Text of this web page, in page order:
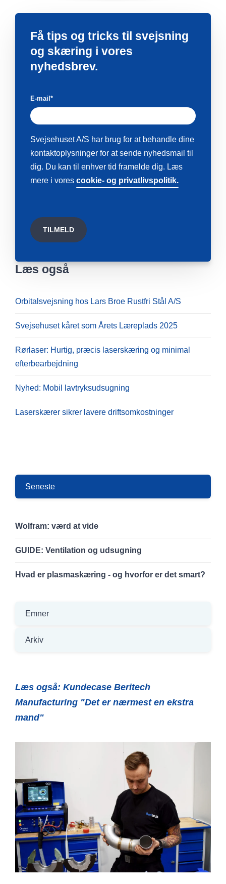
Få tips og tricks til svejsning
og skæring i vores
nyhedsbrev.
E-mail *
Svejsehuset A/S har brug for at behandle dine
kontaktoplysninger for at sende nyhedsmail til
dig. Du kan til enhver tid framelde dig. Læs
mere i vores cookie- og privatlivspolitik.
Læs også
Orbitalsvejsning hos Lars Broe Rustfri Stål A/S
Svejsehuset kåret som Årets Læreplads 2025
Rørlaser: Hurtig, præcis laserskæring og minimal
efterbearbejdning
Nyhed: Mobil lavtryksudsugning
Laserskærer sikrer lavere driftsomkostninger
Seneste
Wolfram: værd at vide
GUIDE: Ventilation og udsugning
Hvad er plasmaskæring - og hvorfor er det smart?
Emner
Arkiv
Læs også: Kundecase Beritech
Manufacturing "Det er nærmest en ekstra
mand"